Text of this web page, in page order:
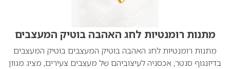
מתנות רומנטיות לחג האהבה בוטיק המעצבים
מתנות רומנטיות לחג האהבה בוטיק המעצבים בוטיק המעצבים
בדיזנגוף סנטר, אכסניה לעיצוביהם של מעצבים צעירים, מציג מגוון